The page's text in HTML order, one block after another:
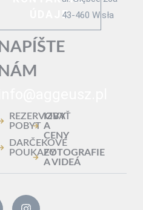
ÚDAJE
NAPÍŠTE
NÁM
REZERVOVAŤ
POBYT
DARČEKOVÉ
POUKAZY
IZBY
A
CENY
FOTOGRAFIE
A VIDEÁ
43-460 Wisła